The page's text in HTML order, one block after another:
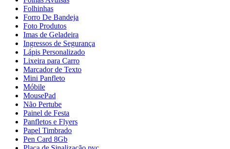
Folhinhas
Forro De Bandeja
Foto Produtos
Imas de Geladeira
Ingressos de Segurança
Lápis Personalizado
Lixeira para Carro
Marcador de Texto
Mini Panfleto
Móbile
MousePad
Não Pertube
Painel de Festa
Panfletos e Flyers
Papel Timbrado
Pen Card 8Gb